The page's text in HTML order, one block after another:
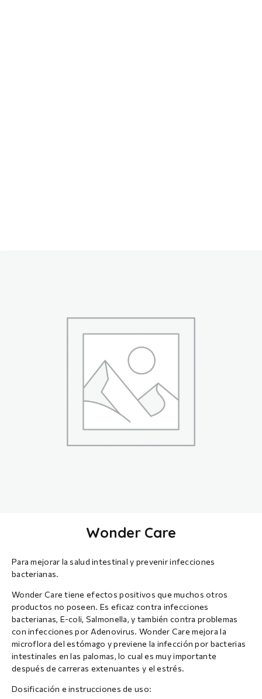
Wonder Care
Para mejorar la salud intestinal y prevenir infecciones
bacterianas.
Wonder Care tiene efectos positivos que muchos otros
productos no poseen. Es eficaz contra infecciones
bacterianas, E-coli, Salmonella, y también contra problemas
con infecciones por Adenovirus. Wonder Care mejora la
microflora del estómago y previene la infección por bacterias
intestinales en las palomas, lo cual es muy importante
después de carreras extenuantes y el estrés.
Dosificación e instrucciones de uso: